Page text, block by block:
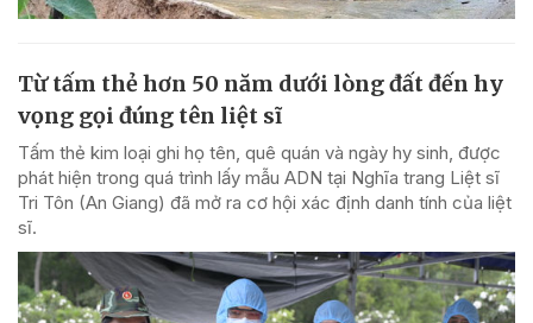
Từ tấm thẻ hơn 50 năm dưới lòng đất đến hy
vọng gọi đúng tên liệt sĩ
Tấm thẻ kim loại ghi họ tên, quê quán và ngày hy sinh, được
phát hiện trong quá trình lấy mẫu ADN tại Nghĩa trang Liệt sĩ
Tri Tôn (An Giang) đã mở ra cơ hội xác định danh tính của liệt
sĩ.